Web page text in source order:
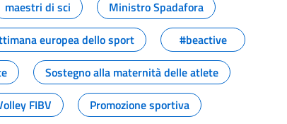
maestri di sci
Ministro Spadafora
europea dello sport
#beactive
Sostegno alla maternità delle atlete
FIBV
Promozione sportiva